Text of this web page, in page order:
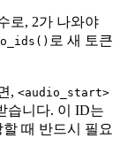
로, 2가 나와야
로 새 토큰
, <audio_start>
습니다. 이 ID는
때 반드시 필요